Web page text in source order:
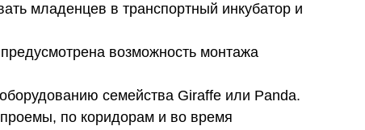
младенцев в транспортный инкубатор и
возможность монтажа
семейства Giraffe или Panda.
по коридорам и во время